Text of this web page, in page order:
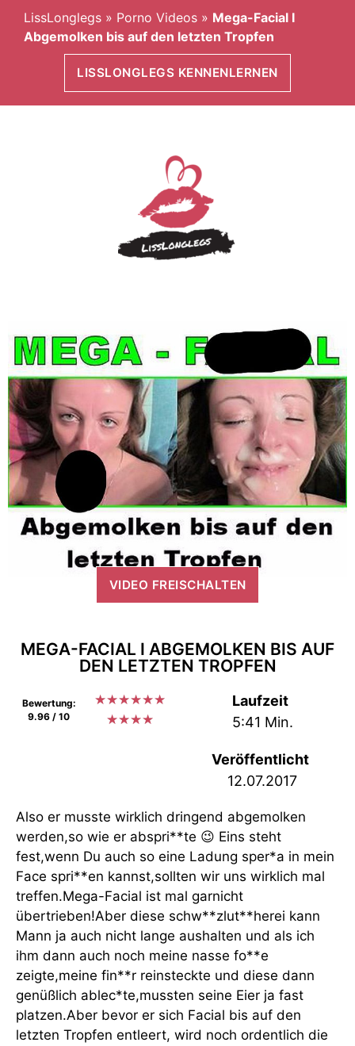
LissLonglegs » Porno Videos » Mega-Facial I
Abgemolken bis auf den letzten Tropfen
LISSLONGLEGS KENNENLERNEN
VIDEO FREISCHALTEN
MEGA-FACIAL I ABGEMOLKEN BIS AUF
DEN LETZTEN TROPFEN
Bewertung:
9.96 / 10
★★★★★★
★★★★
Laufzeit
5:41 Min.
Veröffentlicht
12.07.2017
Also er musste wirklich dringend abgemolken
werden,so wie er abspri**te 😉 Eins steht
fest,wenn Du auch so eine Ladung sper*a in mein
Face spri**en kannst,sollten wir uns wirklich mal
treffen.Mega-Facial ist mal garnicht
übertrieben!Aber diese schw**zlut**herei kann
Mann ja auch nicht lange aushalten und als ich
ihm dann auch noch meine nasse fo**e
zeigte,meine fin**r reinsteckte und diese dann
genüßlich ablec*te,mussten seine Eier ja fast
platzen.Aber bevor er sich Facial bis auf den
letzten Tropfen entleert, wird noch ordentlich die